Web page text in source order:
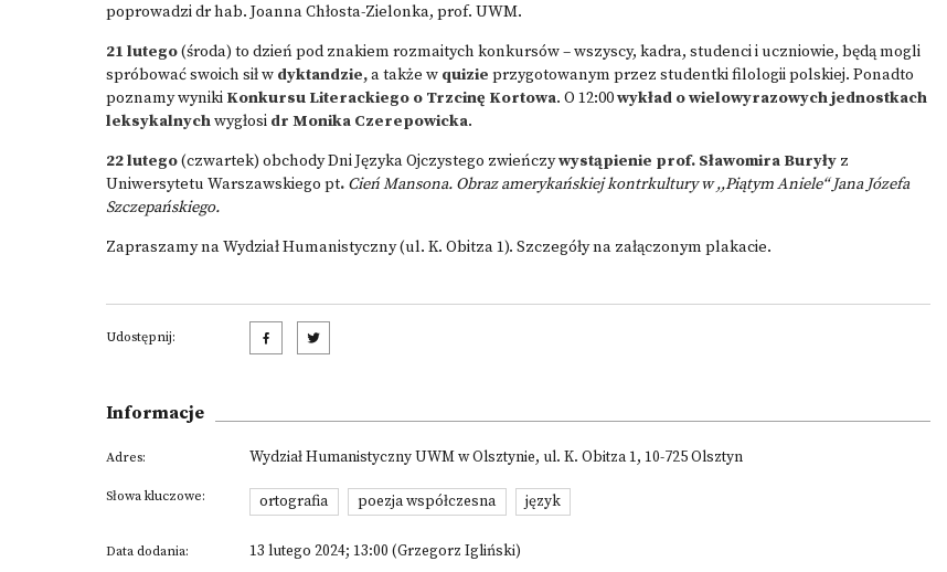
poprowadzi dr hab. Joanna Chłosta-Zielonka, prof. UWM.
21 lutego(środa) to dzień pod znakiem rozmaitych konkursów – wszyscy, kadra, studenci i uczniowie, będą mogli
spróbować swoich sił w dyktandzie,a także w quizie przygotowanym przez studentki filologii polskiej. Ponadto
poznamy wyniki Konkursu Literackiego o Trzcinę Kortowa. O 12:00wykład o wielowyrazowych jednostkach
leksykalnychwygłosi dr Monika Czerepowicka.
22 lutego(czwartek) obchody Dni Języka Ojczystego zwieńczywystąpienie prof. Sławomira Buryły z
Uniwersytetu Warszawskiego pt. Cień Mansona. Obraz amerykańskiej kontrkultury w ,,Piątym Aniele“ Jana Józefa
Szczepańskiego.
Zapraszamy na Wydział Humanistyczny (ul. K. Obitza 1). Szczegóły na załączonym plakacie.
Udostępnij:
Informacje
Adres: Wydział Humanistyczny UWM w Olsztynie, ul. K. Obitza 1, 10-725 Olsztyn
Słowa kluczowe: ortografia poezja współczesna język
Data dodania: 13 lutego 2024; 13:00 (Grzegorz Igliński)